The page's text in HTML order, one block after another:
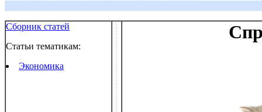
Сборник статей
Статьи тематикам:
Экономика